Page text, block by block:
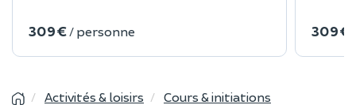
309 € / personne 309 €
Activités & loisirs
Cours & initiations